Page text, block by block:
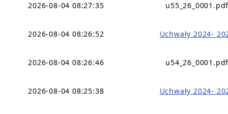
2026-08-04 08:27:35
2026-08-04 08:26:52 Uchwały 2024-
2026-08-04 08:26:46
2026-08-04 08:25:38 Uchwały 2024-